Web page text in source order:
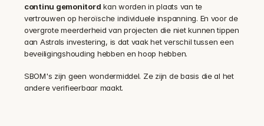
continu gemonitord kan worden in plaats van te
vertrouwen op heroïsche individuele inspanning. En voor de
overgrote meerderheid van projecten die niet kunnen tippen
aan Astrals investering, is dat vaak het verschil tussen een
beveiligingshouding hebben en hoop hebben.
SBOM's zijn geen wondermiddel. Ze zijn de basis die al het
andere verifieerbaar maakt.